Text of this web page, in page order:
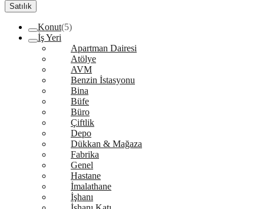
Satılık
Konut(5)
İş Yeri
Apartman Dairesi
Atölye
AVM
Benzin İstasyonu
Bina
Büfe
Büro
Çiftlik
Depo
Dükkan & Mağaza
Fabrika
Genel
Hastane
İmalathane
İşhanı